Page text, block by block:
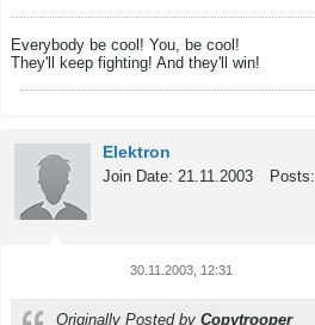
Everybody be cool! You, be cool!
They'll keep fighting! And they'll win!
Elektron
Join Date: 21.11.2003 Posts:
30.11.2003, 12:31
Originally Posted by Copytrooper